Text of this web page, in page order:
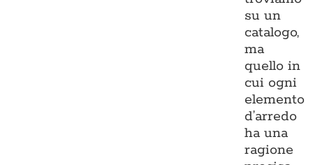
su un
catalogo,
ma
quello in
cui ogni
elemento
d’arredo
ha una
ragione